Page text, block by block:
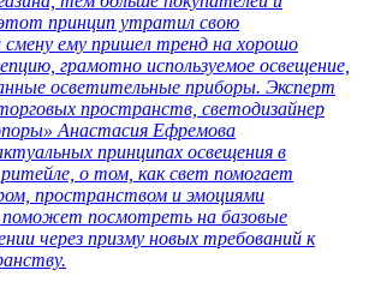
принцип утратил свою
ему пришел тренд на хорошо
грамотно используемое освещение,
осветительные приборы. Эксперт
пространств, светодизайнер
Анастасия Ефремова
принципах освещения в
о том, как свет помогает
пространством и эмоциями
поможет посмотреть на базовые
через призму новых требований к